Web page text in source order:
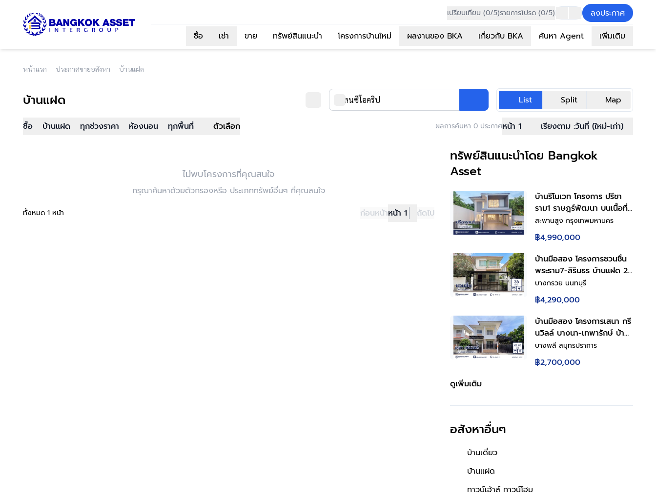
เปรียบเทียบ (0/5)รายการโปรด (0/5)
ลงประกาศ
ซื้อ
เช่า ขาย ทรัพย์สินแนะนำ โครงการบ้านใหม่ ผลงานของ BKA เกี่ยวกับ BKA ค้นหา Agent เพิ่มเติม
หน้าแรก ประกาศขายอสังหา บ้านแฝด
บ้านแฝด List Split Map
ซื้อ บ้านแฝด ทุกช่วงราคา ห้องนอน ทุกพื้นที่ ตัวเลือก ผลการค้นหา 0 ประกาศหน้า 1 เรียงตาม :วันที่ (ใหม่-เก่า)
ไม่พบโครงการที่คุณสนใจ
กรุณาค้นหาด้วยตัวกรองหรือ ประเภททรัพย์อื่นๆ ที่คุณสนใจ
ทั้งหมด 1 หน้า ก่อนหน้าหน้า 1 ถัดไป
ทรัพย์สินแนะนำโดย Bangkok
Asset
บ้านรีโนเวท โครงการ ปรีชา
ราม1 ราษฎร์พัฒนา บนเนื้อที่
43.5 ตร.ว. พื้นที่ใช้สอย
150.86 ตร.ม. ฟังก์ชันการใช้
งาน 4 ห้องนอน 3 ห้องน้ำ
จอดรถได้ 2 คัน เชื่อมต่อถนน
รามคำแหง ใกล้สนามบิน
สุวรรณภูมิ, ทางด่วนกาญจนา
สะพานสูง กรุงเทพมหานคร
฿4,990,000
บ้านมือสอง โครงการชวนชื่น
พระราม7-สิรินธร บ้านแฝด 2
ชั้น 3 ห้องนอน 2 ห้องน้ำ
จอดรถ 2 คัน พื้นที่ใช้สอย
150 ตร.ม. ทำเลบางกรวย ใกล้
ทางด่วนศรีรัช เข้าเมืองสะดวก
พร้อมเข้าอยู่
บางกรวย นนทบุรี
฿4,290,000
บ้านมือสอง โครงการเสนา กรี
นวิลล์ บางนา-เทพารักษ์ บ้าน
แฝด 2 ชั้น พร้อมอยู่ ฟังก์ชัน
ครบสำหรับครอบครัว 3 ห้อง
นอน 3 ห้องน้ำ จอดรถ 2 คัน
เทพารักษ์ ทางด่วนบูรพาวิถี
บางพลี สมุทรปราการ
฿2,700,000
ดูเพิ่มเติม
อสังหาอื่นๆ
บ้านเดี่ยว
บ้านแฝด
ทาวน์เฮ้าส์ ทาวน์โฮม